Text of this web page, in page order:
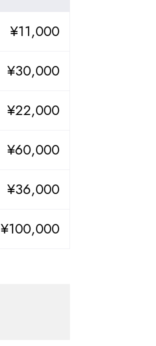
¥11,000
¥30,000
¥22,000
¥60,000
¥36,000
¥100,000